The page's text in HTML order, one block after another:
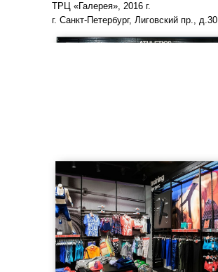
ТРЦ «Галерея», 2016 г.
г. Санкт-Петербург, Лиговский пр., д.30